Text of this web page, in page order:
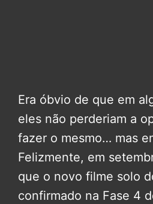
Era óbvio de que em
eles não perderiam a
fazer o mesmo… mas
Felizmente, em
que o novo filme solo
confirmado na Fase 4